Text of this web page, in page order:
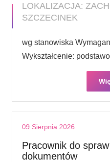
LOKALIZACJA:
SZCZECINEK
wg stanowiska
Wykształcenie:
09 Sierpnia 2026
Pracownik do
dokumentów